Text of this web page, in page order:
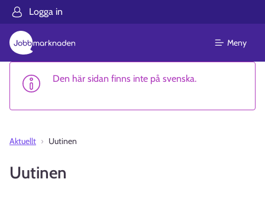
Logga in
Meny
Den här sidan finns inte på svenska.
Aktuellt Uutinen
Uutinen